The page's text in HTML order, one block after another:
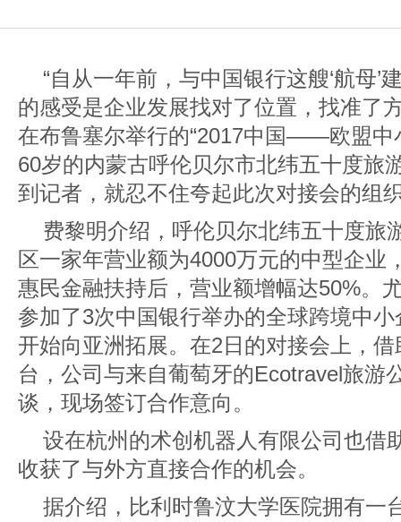
“自从一年前，与中国银行这艘‘航母’
的感受是企业发展找对了位置，找准了
在布鲁塞尔举行的“2017中国——欧盟中
60岁的内蒙古呼伦贝尔市北纬五十度旅
到记者，就忍不住夸起此次对接会的组
费黎明介绍，呼伦贝尔北纬五十度旅
区一家年营业额为4000万元的中型企业
惠民金融扶持后，营业额增幅达50%。
参加了3次中国银行举办的全球跨境中
开始向亚洲拓展。在2日的对接会上，
台，公司与来自葡萄牙的Ecotravel旅游
谈，现场签订合作意向。
设在杭州的术创机器人有限公司也借
收获了与外方直接合作的机会。
据介绍，比利时鲁汶大学医院拥有一